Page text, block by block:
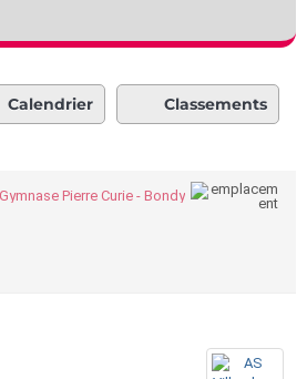
Calendrier Classements
Gymnase Pierre Curie - Bondy